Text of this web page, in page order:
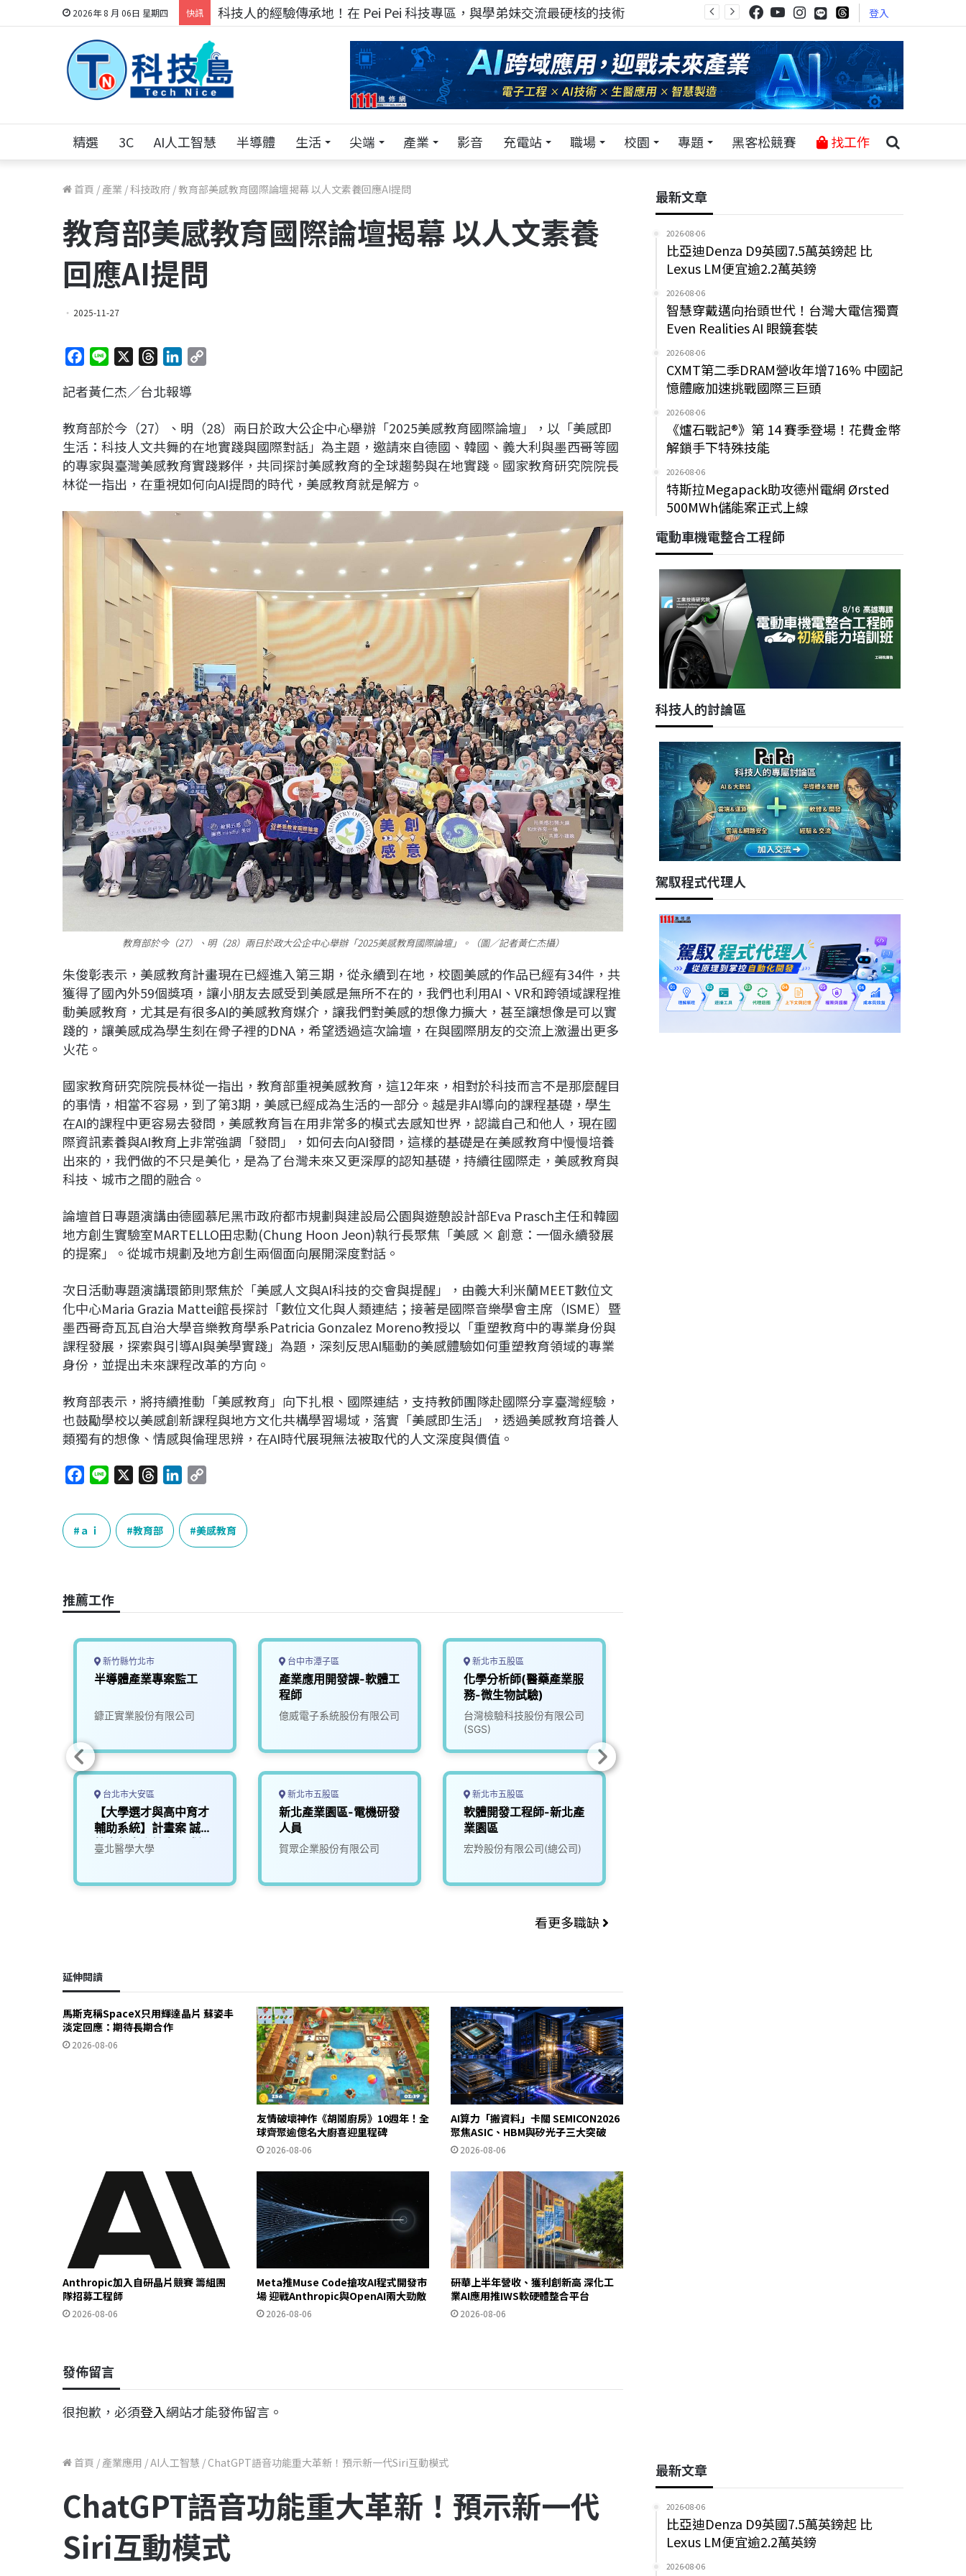
2026年 8 月 06日 星期四 快訊 科技人的經驗傳承地！在 Pei Pei 科技專區，與學弟妹交流最硬核的技術 登入
精選 3C AI人工智慧 半導體 生活 尖端 產業 影音 充電站 職場 校園 專題 黑客松競賽 找工作
首頁 / 產業 /科技政府 /教育部美感教育國際論壇揭幕 以人文素養回應AI提問
教育部美感教育國際論壇揭幕 以人文素養
回應AI提問
2025-11-27
c
b
o
o
k
n
r
a
d
s
n
e
d
I
n
L
i
n
k
記者黃仁杰／台北報導
教育部於今（27）、明（28）兩日於政大公企中心舉辦「2025美感教育國際論壇」，以「美感即
生活：科技人文共舞的在地實踐與國際對話」為主題，邀請來自德國、韓國、義大利與墨西哥等國
的專家與臺灣美感教育實踐夥伴，共同探討美感教育的全球趨勢與在地實踐。國家教育研究院院長
林從一指出，在重視如何向AI提問的時代，美感教育就是解方。
教育部於今（27）、明（28）兩日於政大公企中心舉辦「2025美感教育國際論壇」。（圖／記者黃仁杰攝）
朱俊彰表示，美感教育計畫現在已經進入第三期，從永續到在地，校園美感的作品已經有34件，共
獲得了國內外59個獎項，讓小朋友去感受到美感是無所不在的，我們也利用AI、VR和跨領域課程推
動美感教育，尤其是有很多AI的美感教育媒介，讓我們對美感的想像力擴大，甚至讓想像是可以實
踐的，讓美感成為學生刻在骨子裡的DNA，希望透過這次論壇，在與國際朋友的交流上激盪出更多
火花。
國家教育研究院院長林從一指出，教育部重視美感教育，這12年來，相對於科技而言不是那麼醒目
的事情，相當不容易，到了第3期，美感已經成為生活的一部分。越是非AI導向的課程基礎，學生
在AI的課程中更容易去發問，美感教育旨在用非常多的模式去感知世界，認識自己和他人，現在國
際資訊素養與AI教育上非常強調「發問」，如何去向AI發問，這樣的基礎是在美感教育中慢慢培養
出來的，我們做的不只是美化，是為了台灣未來又更深厚的認知基礎，持續往國際走，美感教育與
科技、城市之間的融合。
論壇首日專題演講由德國慕尼黑市政府都市規劃與建設局公園與遊憩設計部Eva Prasch主任和韓國
地方創生實驗室MARTELLO田忠勳(Chung Hoon Jeon)執行長聚焦「美感 × 創意：一個永續發展
的提案」。從城市規劃及地方創生兩個面向展開深度對話。
次日活動專題演講環節則聚焦於「美感人文與AI科技的交會與提醒」，由義大利米蘭MEET數位文
化中心Maria Grazia Mattei館長探討「數位文化與人類連結；接著是國際音樂學會主席（ISME）暨
墨西哥奇瓦瓦自治大學音樂教育學系Patricia Gonzalez Moreno教授以「重塑教育中的專業身份與
課程發展，探索與引導AI與美學實踐」為題，深刻反思AI驅動的美感體驗如何重塑教育領域的專業
身份，並提出未來課程改革的方向。
教育部表示，將持續推動「美感教育」向下扎根、國際連結，支持教師團隊赴國際分享臺灣經驗，
也鼓勵學校以美感創新課程與地方文化共構學習場域，落實「美感即生活」，透過美感教育培養人
類獨有的想像、情感與倫理思辨，在AI時代展現無法被取代的人文深度與價值。
c
e
b
k
e
r
e
a
n
e
p
y
L
ａｉ 教育部 美感教育
推薦工作
新竹縣竹北市
半導體產業專案監工
鏮正實業股份有限公司
台北市大安區
【大學選才與高中育才
輔助系統】計畫案 誠徵
教育部專案計畫程式設
臺北醫學大學
台中市潭子區
產業應用開發課-軟體工
程師
億威電子系統股份有限公司
新北市五股區
新北產業園區-電機研發
人員
賀眾企業股份有限公司
新北市五股區
化學分析師(醫藥產業服
務-微生物試驗)
台灣檢驗科技股份有限公司
(SGS)
新北市五股區
軟體開發工程師-新北產
業園區
宏羚股份有限公司(總公司)
看更多職缺
延伸閱讀
馬斯克稱SpaceX只用輝達晶片 蘇姿丰
淡定回應：期待長期合作
2026-08-06
友情破壞神作《胡鬧廚房》10週年！全
球齊聚逾億名大廚喜迎里程碑
2026-08-06
AI算力「搬資料」卡關 SEMICON2026
聚焦ASIC、HBM與矽光子三大突破
2026-08-06
Anthropic加入自研晶片競賽 籌組團
隊招募工程師
2026-08-06
Meta推Muse Code搶攻AI程式開發市
場 迎戰Anthropic與OpenAI兩大勁敵
2026-08-06
研華上半年營收、獲利創新高 深化工
業AI應用推IWS軟硬體整合平台
2026-08-06
發佈留言
很抱歉，必須登入網站才能發佈留言。
最新文章
2026-08-06
比亞迪Denza D9英國7.5萬英鎊起 比
Lexus LM便宜逾2.2萬英鎊
2026-08-06
智慧穿戴邁向抬頭世代！台灣大電信獨賣
Even Realities AI 眼鏡套裝
2026-08-06
CXMT第二季DRAM營收年增716% 中國記
憶體廠加速挑戰國際三巨頭
2026-08-06
《爐石戰記®》第 14 賽季登場！花費金幣
解鎖手下特殊技能
2026-08-06
特斯拉Megapack助攻德州電網 Ørsted
500MWh儲能案正式上線
電動車機電整合工程師
科技人的討論區
駕馭程式代理人